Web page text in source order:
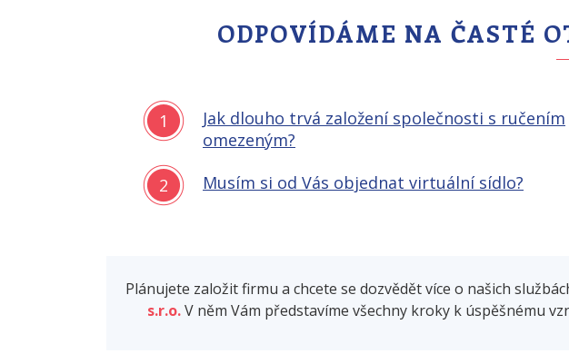
ODPOVÍDÁME NA ČASTÉ
1
Jak dlouho trvá založení společnosti s ručením
omezeným?
2 Musím si od Vás objednat virtuální sídlo?
Plánujete založit firmu a chcete se dozvědět více o našich
s.r.o.V něm Vám představíme všechny kroky k úspěšnému